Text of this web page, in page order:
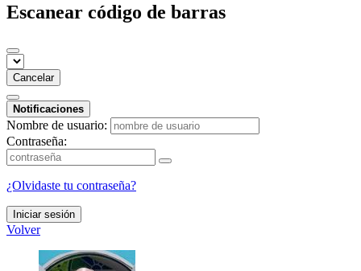
Escanear código de barras
Cancelar
Notificaciones
Nombre de usuario:
Contraseña:
¿Olvidaste tu contraseña?
Iniciar sesión
Volver